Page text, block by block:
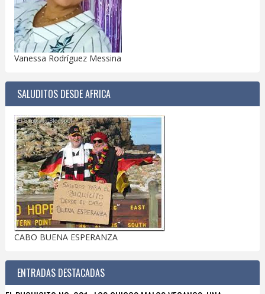
Vanessa Rodríguez Messina
SALUDITOS DESDE AFRICA
CABO BUENA ESPERANZA
ENTRADAS DESTACADAS